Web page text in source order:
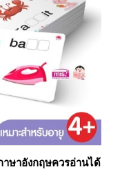
ษาอังกฤษควรอ่านได้